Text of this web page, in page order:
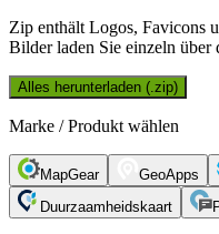
Zip enthält Logos, Favicons
Bilder laden Sie einzeln über
Alles herunterladen (.zip)
Marke / Produkt wählen
MapGear GeoApps
Duurzaamheidskaart